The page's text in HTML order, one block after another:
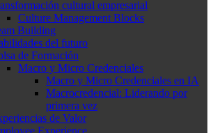
cultural empresarial
Culture Management Blocks
Building
del futuro
de Formación
Macro y Micro Credenciales
Macro y Micro Credenciales en IA
Macrocredencial: Liderando por
primera vez
de Valor
Experience